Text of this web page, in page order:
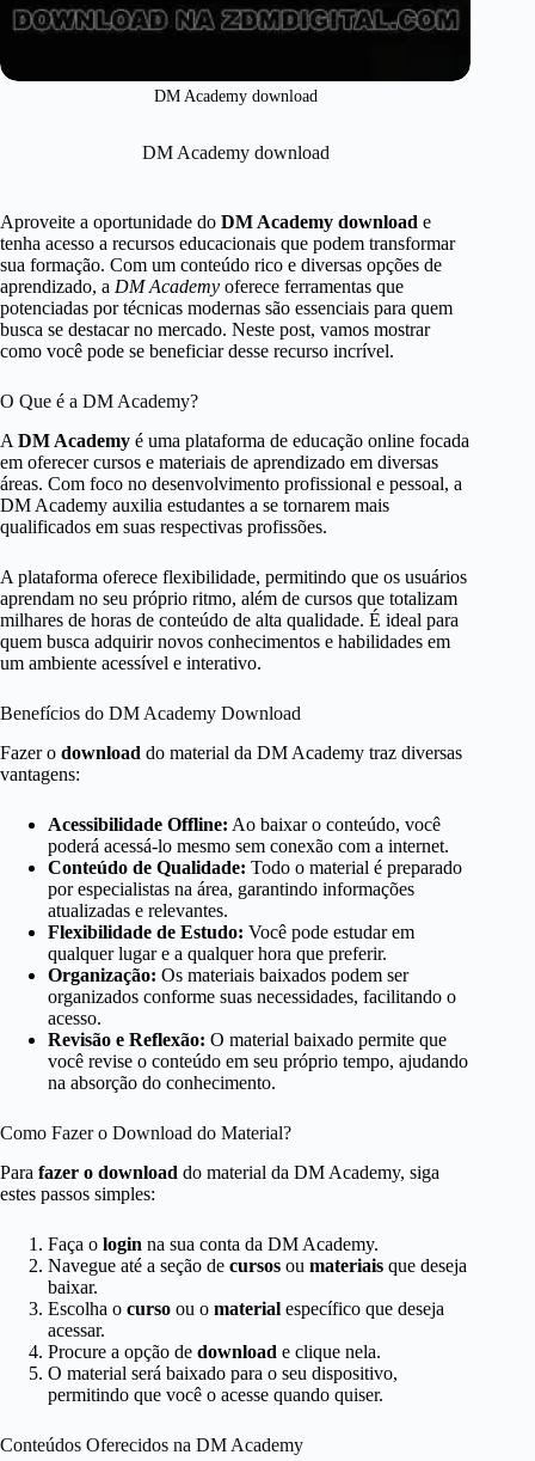
DM Academy download
DM Academy download
Aproveite a oportunidade do DM Academy download e
tenha acesso a recursos educacionais que podem transformar
sua formação. Com um conteúdo rico e diversas opções de
aprendizado, a DM Academy oferece ferramentas que
potenciadas por técnicas modernas são essenciais para quem
busca se destacar no mercado. Neste post, vamos mostrar
como você pode se beneficiar desse recurso incrível.
O Que é a DM Academy?
A DM Academy é uma plataforma de educação online focada
em oferecer cursos e materiais de aprendizado em diversas
áreas. Com foco no desenvolvimento profissional e pessoal, a
DM Academy auxilia estudantes a se tornarem mais
qualificados em suas respectivas profissões.
A plataforma oferece flexibilidade, permitindo que os usuários
aprendam no seu próprio ritmo, além de cursos que totalizam
milhares de horas de conteúdo de alta qualidade. É ideal para
quem busca adquirir novos conhecimentos e habilidades em
um ambiente acessível e interativo.
Benefícios do DM Academy Download
Fazer o download do material da DM Academy traz diversas
vantagens:
Acessibilidade Offline: Ao baixar o conteúdo, você
poderá acessá-lo mesmo sem conexão com a internet.
Conteúdo de Qualidade: Todo o material é preparado
por especialistas na área, garantindo informações
atualizadas e relevantes.
Flexibilidade de Estudo: Você pode estudar em
qualquer lugar e a qualquer hora que preferir.
Organização: Os materiais baixados podem ser
organizados conforme suas necessidades, facilitando o
acesso.
Revisão e Reflexão: O material baixado permite que
você revise o conteúdo em seu próprio tempo, ajudando
na absorção do conhecimento.
Como Fazer o Download do Material?
Para fazer o download do material da DM Academy, siga
estes passos simples:
Faça o login na sua conta da DM Academy.
Navegue até a seção de cursos ou materiais que deseja
baixar.
Escolha o curso ou o material específico que deseja
acessar.
Procure a opção de download e clique nela.
O material será baixado para o seu dispositivo,
permitindo que você o acesse quando quiser.
Conteúdos Oferecidos na DM Academy